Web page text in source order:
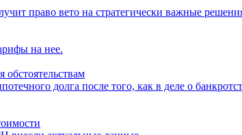
право вето на стратегически важные
на нее.
долга после того, как в деле о